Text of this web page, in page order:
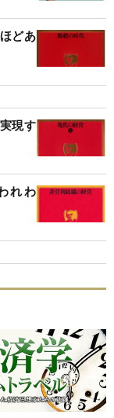
どあ
現す
れわ